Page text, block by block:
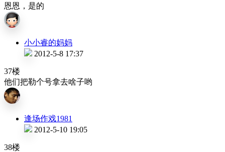
恩恩，是的
小小睿的妈妈
2012-5-8 17:37
37楼
他们把勒个号拿去啥子哟
逢场作戏1981
2012-5-10 19:05
38楼